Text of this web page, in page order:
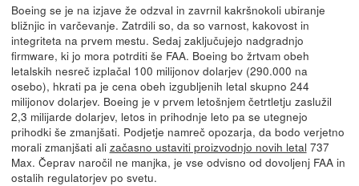
Boeing se je na izjave že odzval in zavrnil kakršnokoli ubiranje
bližnjic in varčevanje. Zatrdili so, da so varnost, kakovost in
integriteta na prvem mestu. Sedaj zaključujejo nadgradnjo
firmware, ki jo mora potrditi še FAA. Boeing bo žrtvam obeh
letalskih nesreč izplačal 100 milijonov dolarjev (290.000 na
osebo), hkrati pa je cena obeh izgubljenih letal skupno 244
milijonov dolarjev. Boeing je v prvem letošnjem četrtletju zaslužil
2,3 milijarde dolarjev, letos in prihodnje leto pa se utegnejo
prihodki še zmanjšati. Podjetje namreč opozarja, da bodo verjetno
morali zmanjšati ali začasno ustaviti proizvodnjo novih letal 737
Max. Čeprav naročil ne manjka, je vse odvisno od dovoljenj FAA in
ostalih regulatorjev po svetu.